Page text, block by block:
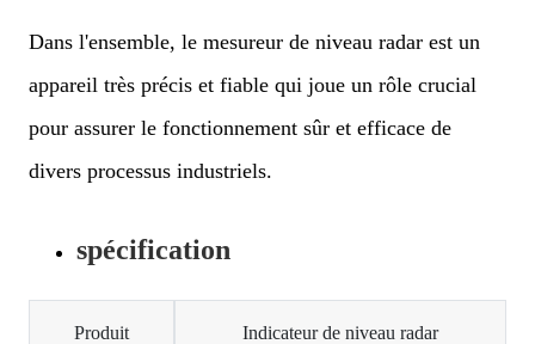
Dans l'ensemble, le mesureur de niveau radar est un
appareil très précis et fiable qui joue un rôle crucial
pour assurer le fonctionnement sûr et efficace de
divers processus industriels.
spécification
Produit Indicateur de niveau radar